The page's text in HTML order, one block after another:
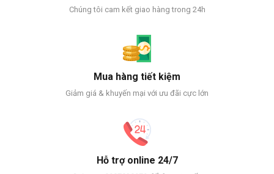
Chúng tôi cam kết giao hàng trong 24h
Mua hàng tiết kiệm
Giảm giá & khuyến mại với ưu đãi cực lớn
Hỗ trợ online 24/7